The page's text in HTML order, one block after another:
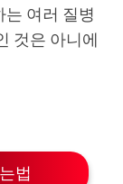
여러 질병
것은 아니에
법